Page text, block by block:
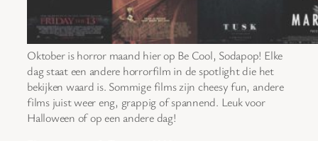
Oktober is horror maand hier op Be Cool, Sodapop! Elke
dag staat een andere horrorfilm in de spotlight die het
bekijken waard is. Sommige films zijn cheesy fun, andere
films juist weer eng, grappig of spannend. Leuk voor
Halloween of op een andere dag!